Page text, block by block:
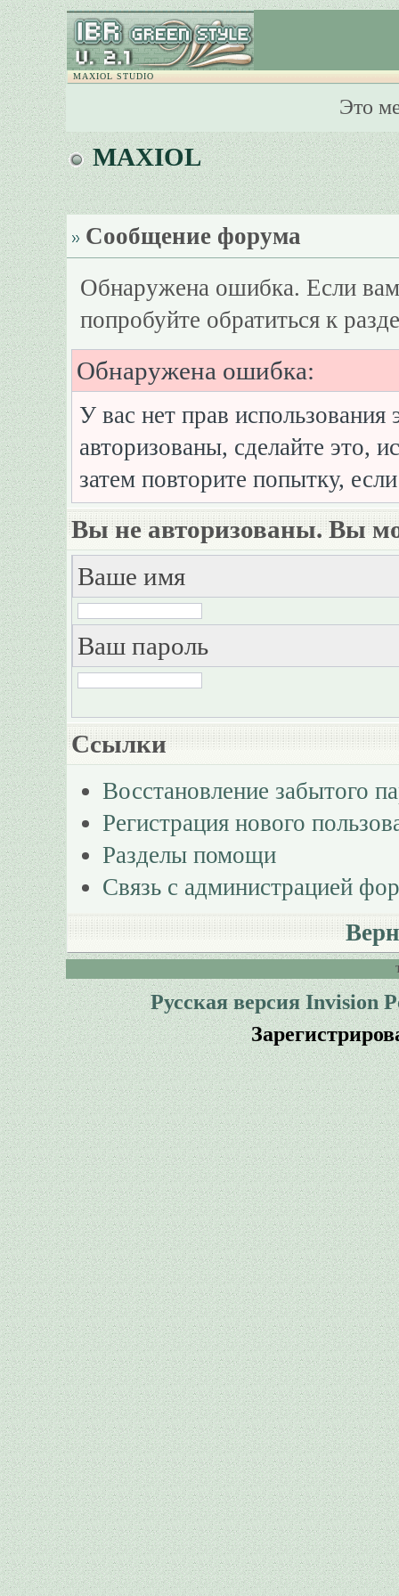
MAXIOL STUDIO
Это
MAXIOL
Сообщение форума
Обнаружена ошибка. Если
попробуйте обратиться к
Обнаружена ошибка:
У вас нет прав
авторизованы, сделайте это,
затем повторите попытку,
Вы не авторизованы. Вы
Ваше имя
Ваш пароль
Ссылки
Восстановление забытого
Регистрация нового
Разделы помощи
Связь с администрацией
Русская версия Invision